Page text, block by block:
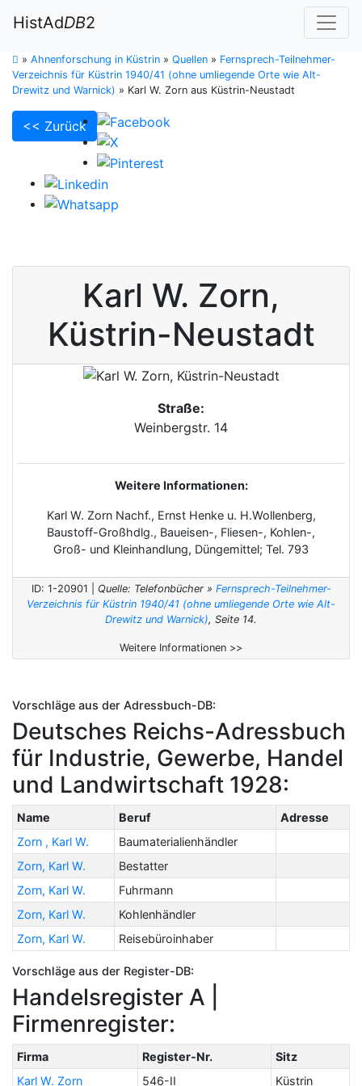
HistAdDB2
» Ahnenforschung in Küstrin » Quellen » Fernsprech-Teilnehmer-
Verzeichnis für Küstrin 1940/41 (ohne umliegende Orte wie Alt-
Drewitz und Warnick) » Karl W. Zorn aus Küstrin-Neustadt
<< Zurück
Karl W. Zorn,
Küstrin-Neustadt
Straße:
Weinbergstr. 14
Weitere Informationen:
Karl W. Zorn Nachf., Ernst Henke u. H.Wollenberg,
Baustoff-Großhdlg., Baueisen-, Fliesen-, Kohlen-,
Groß- und Kleinhandlung, Düngemittel; Tel. 793
ID: 1-20901 | Quelle: Telefonbücher » Fernsprech-Teilnehmer-
Verzeichnis für Küstrin 1940/41 (ohne umliegende Orte wie Alt-
Drewitz und Warnick), Seite 14.
Weitere Informationen >>
Vorschläge aus der Adressbuch-DB:
Deutsches Reichs-Adressbuch
für Industrie, Gewerbe, Handel
und Landwirtschaft 1928:
Name Beruf
Adresse
Zorn , Karl W.
Baumaterialienhändler
Zorn, Karl W.
Bestatter
Zorn, Karl W.
Fuhrmann
Zorn, Karl W.
Kohlenhändler
Zorn, Karl W.
Reisebüroinhaber
Vorschläge aus der Register-DB:
Handelsregister A |
Firmenregister:
Firma Register-Nr.
Sitz
Karl W. Zorn
546-II Küstrin